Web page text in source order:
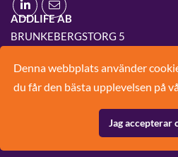
Denna webbplats använder
du får den bästa upplevelsen på
Jag accepterar
ADDLIFE AB
BRUNKEBERGSTORG 5
08-420 03 830
INFO@ADD.LIFE